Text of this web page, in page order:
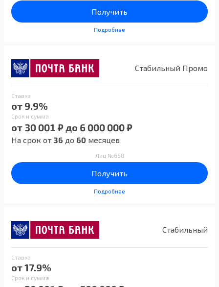
Получить
Подробнее
Стабильный Промо
Ставка
от 9.9%
Срок и сумма
от 30 001 ₽ до 6 000 000 ₽
На срок от 36 до 60 месяцев
Лиц №650
Получить
Подробнее
Стабильный
Ставка
от 17.9%
Срок и сумма